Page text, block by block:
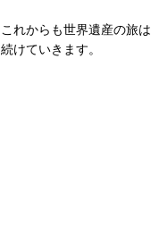
これからも世界遺産の旅は
続けていきます。